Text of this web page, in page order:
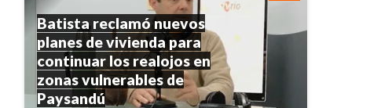
Batista reclamó nuevos
planes de vivienda para
continuar los realojos en
zonas vulnerables de
Paysandú